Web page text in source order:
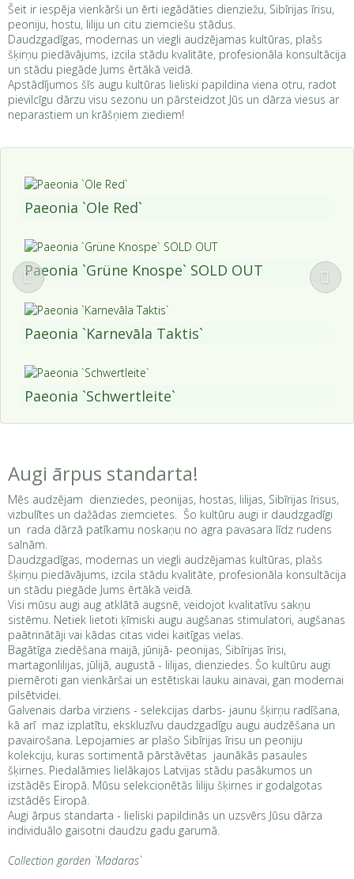
Šeit ir iespēja vienkārši un ērti iegādāties dienziežu, Sibīrijas īrisu,
peoniju, hostu, liliju un citu ziemciešu stādus.
Daudzgadīgas, modernas un viegli audzējamas kultūras, plašs
šķirņu piedāvājums, izcila stādu kvalitāte, profesionāla konsultācija
un stādu piegāde Jums ērtākā veidā.
Apstādījumos šīs augu kultūras lieliski papildina viena otru, radot
pievilcīgu dārzu visu sezonu un pārsteidzot Jūs un dārza viesus ar
neparastiem un krāšņiem ziediem!
Paeonia `Ole Red`
Paeonia `Grüne Knospe` SOLD OUT
Paeonia `Karnevāla Taktis`
Paeonia `Schwertleite`
Augi ārpus standarta!
Mēs audzējam dienziedes, peonijas, hostas, lilijas, Sibīrijas īrisus,
vizbulītes un dažādas ziemcietes. Šo kultūru augi ir daudzgadīgi
un rada dārzā patīkamu noskaņu no agra pavasara līdz rudens
salnām.
Daudzgadīgas, modernas un viegli audzējamas kultūras, plašs
šķirņu piedāvājums, izcila stādu kvalitāte, profesionāla konsultācija
un stādu piegāde Jums ērtākā veidā.
Visi mūsu augi aug atklātā augsnē, veidojot kvalitatīvu sakņu
sistēmu. Netiek lietoti ķīmiski augu augšanas stimulatori, augšanas
paātrinātāji vai kādas citas videi kaitīgas vielas.
Bagātīga ziedēšana maijā, jūnijā- peonijas, Sibīrijas īrisi,
martagonlilijas, jūlijā, augustā - lilijas, dienziedes. Šo kultūru augi
piemēroti gan vienkāršai un estētiskai lauku ainavai, gan modernai
pilsētvidei.
Galvenais darba virziens - selekcijas darbs- jaunu šķirņu radīšana,
kā arī maz izplatītu, ekskluzīvu daudzgadīgu augu audzēšana un
pavairošana. Lepojamies ar plašo Sibīrijas īrisu un peoniju
kolekciju, kuras sortimentā pārstāvētas jaunākās pasaules
šķirnes. Piedalāmies lielākajos Latvijas stādu pasākumos un
izstādēs Eiropā. Mūsu selekcionētās liliju šķirnes ir godalgotas
izstādēs Eiropā.
Augi ārpus standarta - lieliski papildinās un uzsvērs Jūsu dārza
individuālo gaisotni daudzu gadu garumā.
Collection garden `Madaras`